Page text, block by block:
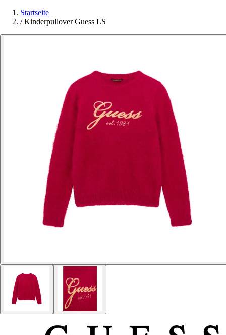
Startseite
/ Kinderpullover Guess LS